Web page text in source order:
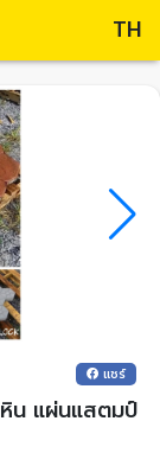
TH
แชร์
น แผ่นแสตมป์